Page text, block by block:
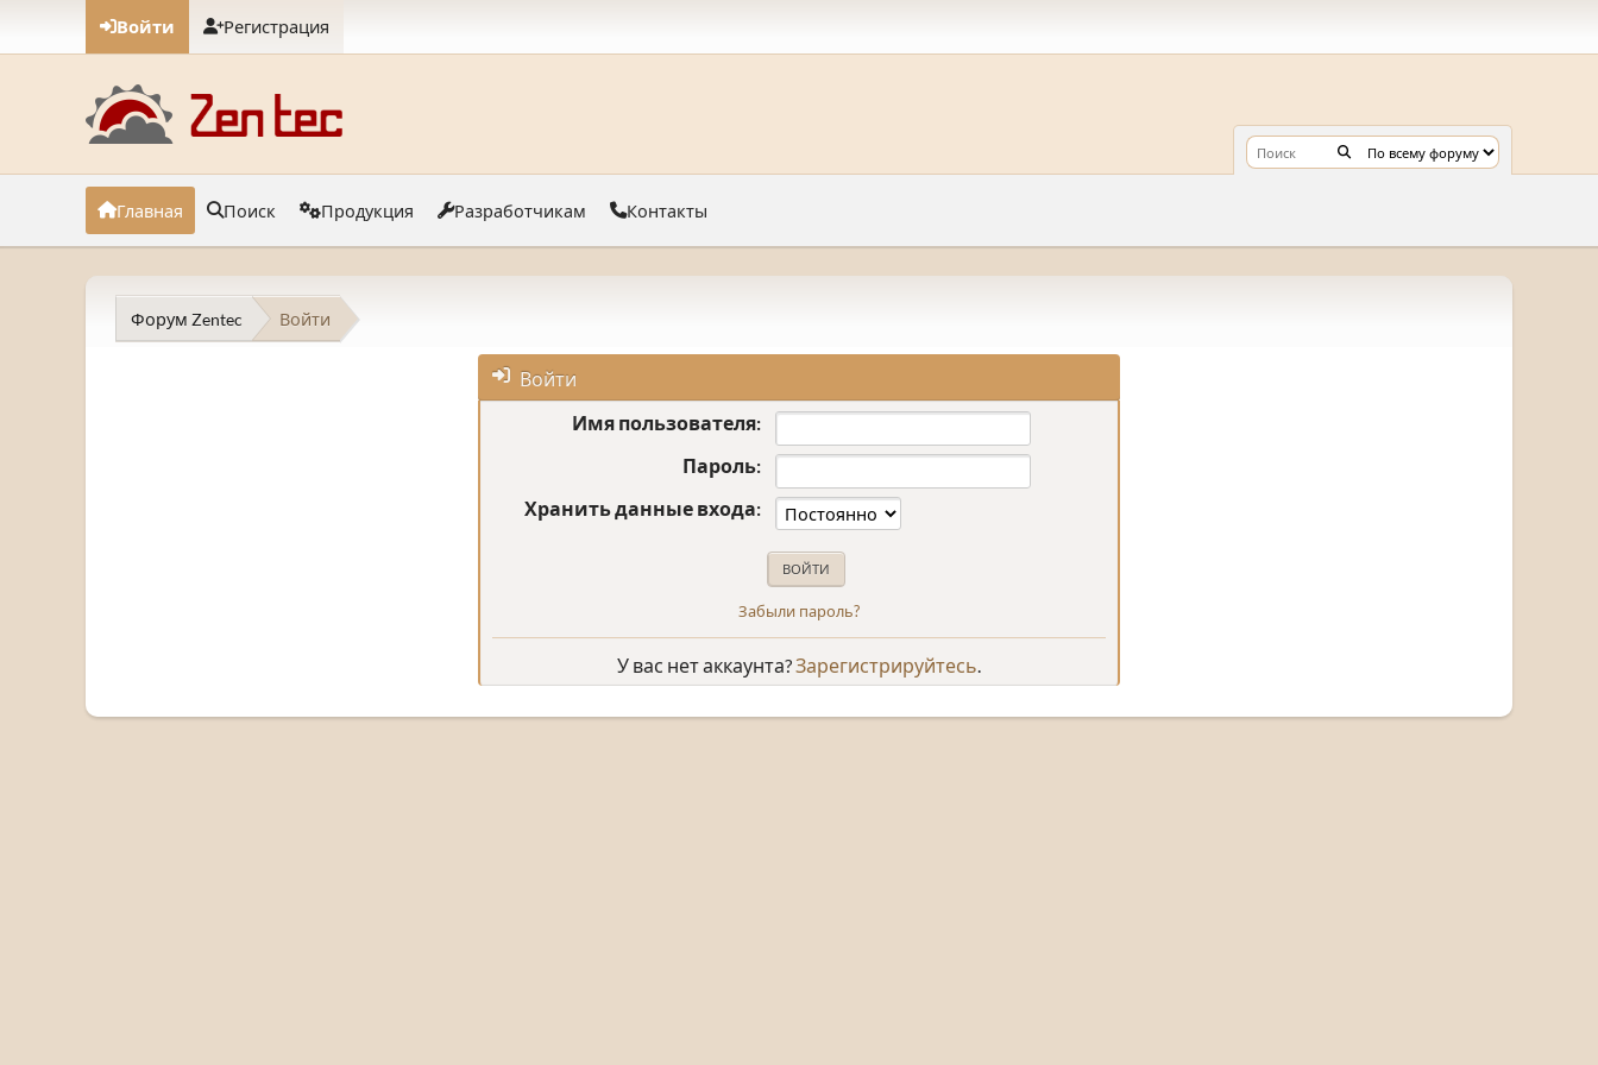
Войти Регистрация
Главная Поиск Продукция Разработчикам Контакты
Форум Zentec Войти
Войти
Имя пользователя:
Пароль:
Хранить данные входа:
Забыли пароль?
У вас нет аккаунта? Зарегистрируйтесь